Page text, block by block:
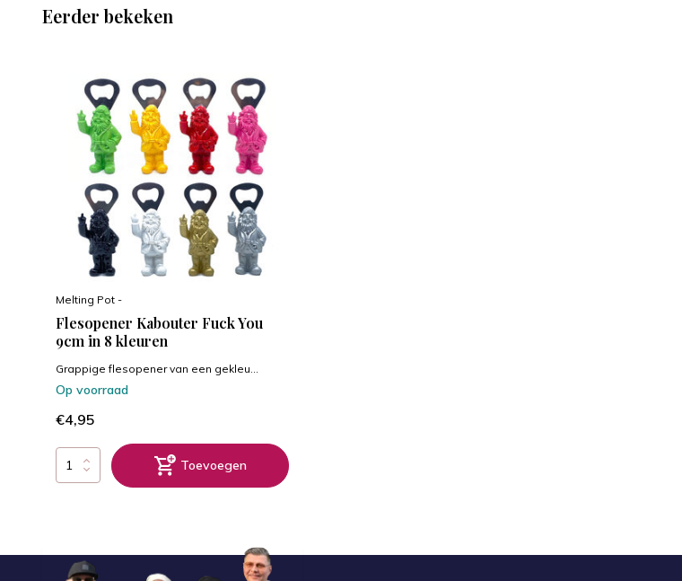
Eerder bekeken
Melting Pot -
Flesopener Kabouter Fuck You
9cm in 8 kleuren
Grappige flesopener van een gekleu...
Op voorraad
€4,95
Toevoegen